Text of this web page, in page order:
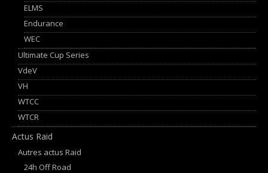
ELMS
Endurance
WEC
Ultimate Cup Series
VdeV
VH
WTCC
WTCR
Actus Raid
Autres actus Raid
24h Off Road